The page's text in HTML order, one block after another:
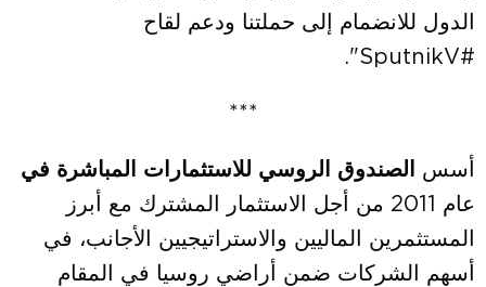
الدول للانضمام إلى حملتنا ودعم لقاح
#SputnikV".
***
أسس
الصندوق الروسي للاستثمارات المباشرة في
عام 2011 من أجل الاستثمار المشترك مع أبرز
المستثمرين الماليين والاستراتيجيين الأجانب، في
أسهم الشركات ضمن أراضي روسيا في المقام